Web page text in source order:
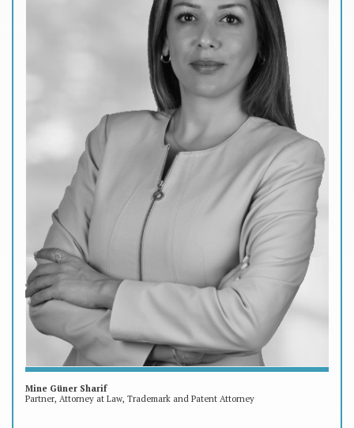
Mine Güner Sharif
Partner, Attorney at Law, Trademark and Patent Attorney